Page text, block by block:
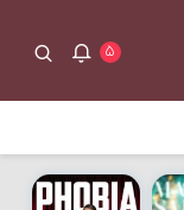
۵